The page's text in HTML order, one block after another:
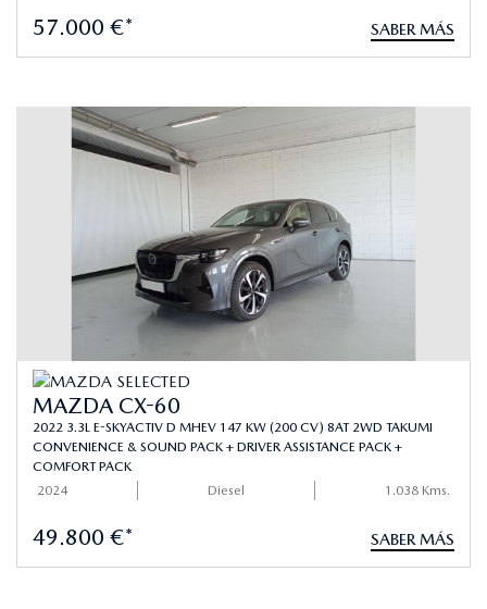
57.000 €* SABER MÁS
MAZDA CX-60
2022 3.3L E-SKYACTIV D MHEV 147 KW (200 CV) 8AT 2WD TAKUMI
CONVENIENCE & SOUND PACK + DRIVER ASSISTANCE PACK +
COMFORT PACK
2024
Diesel 1.038 Kms.
49.800 €* SABER MÁS